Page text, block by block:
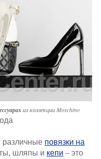
из коллекции Moschino
различные повязки на
шляпы и кепи – это